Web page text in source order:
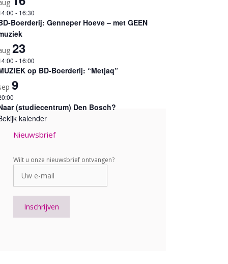
- 16:30
Boerderij: Genneper Hoeve – met GEEN
23
- 16:00
op BD-Boerderij: “Metjaq”
9
(studiecentrum) Den Bosch?
kalender
Nieuwsbrief
Wilt u onze nieuwsbrief ontvangen?